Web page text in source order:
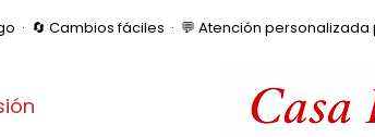
·  🔄 Cambios fáciles  ·  💬 Atención